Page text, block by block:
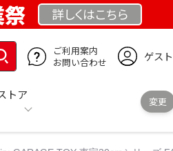
詳しくはこちら
ご利用案内
お問い合わせ
ゲス
トア
変更